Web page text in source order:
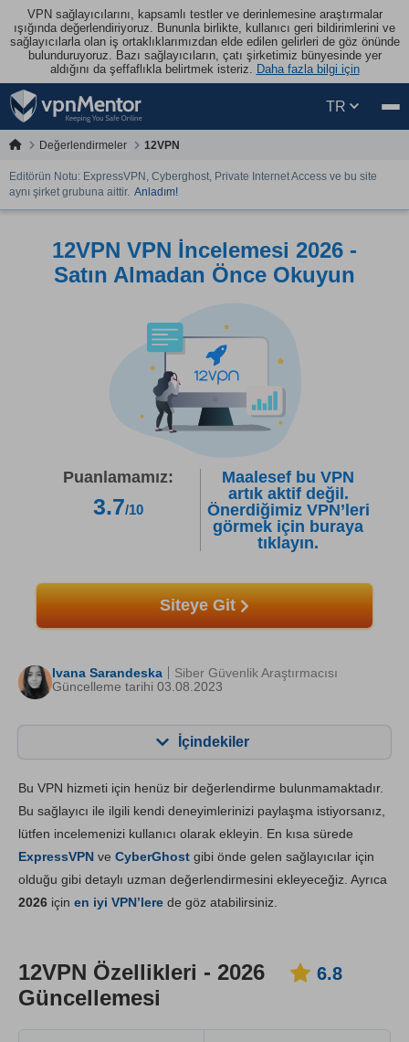
VPN sağlayıcılarını, kapsamlı testler ve derinlemesine araştırmalar
ışığında değerlendiriyoruz. Bununla birlikte, kullanıcı geri bildirimlerini ve
sağlayıcılarla olan iş ortaklıklarımızdan elde edilen gelirleri de göz önünde
bulunduruyoruz. Bazı sağlayıcıların, çatı şirketimiz bünyesinde yer
aldığını da şeffaflıkla belirtmek isteriz. Daha fazla bilgi için
TR
Değerlendirmeler 12VPN
Editörün Notu: ExpressVPN, Cyberghost, Private Internet Access ve bu site
aynı şirket grubuna aittir. Anladım!
12VPN VPN İncelemesi 2026 -
Satın Almadan Önce Okuyun
Puanlamamız:
3.7/10
Maalesef bu VPN
artık aktif değil.
Önerdiğimiz VPN’leri
görmek için buraya
tıklayın.
Siteye Git
Ivana Sarandeska
Güncelleme tarihi 03.08.2023
Siber Güvenlik Araştırmacısı
İçindekiler
Önemli Özellikler 6.8
Kurulum ve Uygulamalar 6.8
Güvenilirlik & Destek 7.4
Bu VPN hizmeti için henüz bir değerlendirme bulunmamaktadır.
Bu sağlayıcı ile ilgili kendi deneyimlerinizi paylaşma istiyorsanız,
lütfen incelemenizi kullanıcı olarak ekleyin. En kısa sürede
ExpressVPN ve CyberGhost gibi önde gelen sağlayıcılar için
olduğu gibi detaylı uzman değerlendirmesini ekleyeceğiz. Ayrıca
2026 için en iyi VPN’lere de göz atabilirsiniz.
12VPN Özellikleri - 2026
Güncellemesi
6.8